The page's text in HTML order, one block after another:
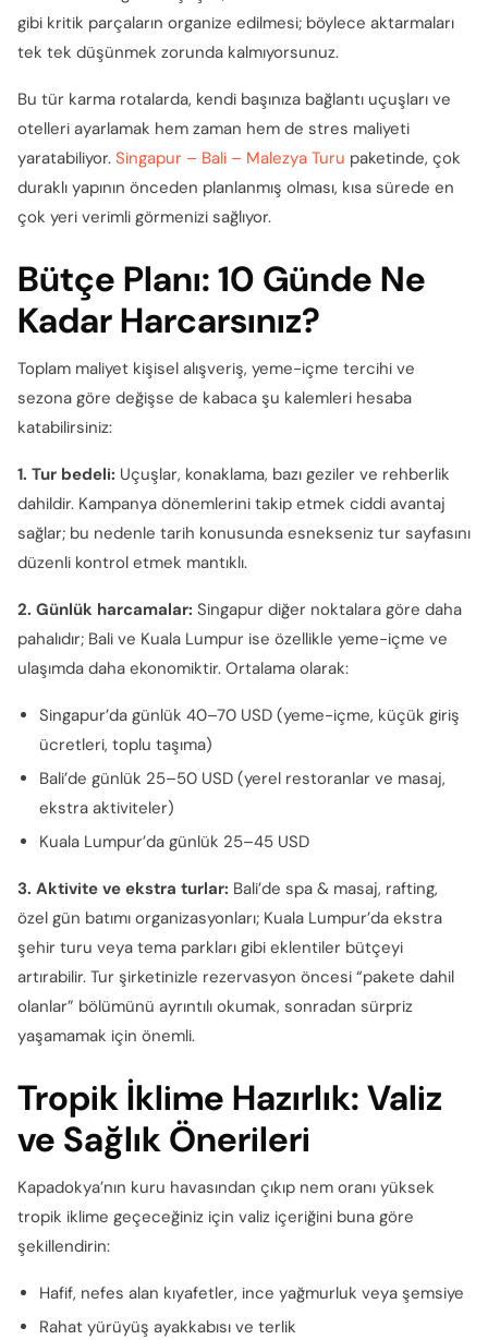
gibi kritik parçaların organize edilmesi; böylece aktarmaları
tek tek düşünmek zorunda kalmıyorsunuz.
Bu tür karma rotalarda, kendi başınıza bağlantı uçuşları ve
otelleri ayarlamak hem zaman hem de stres maliyeti
yaratabiliyor. Singapur – Bali – Malezya Turu paketinde, çok
duraklı yapının önceden planlanmış olması, kısa sürede en
çok yeri verimli görmenizi sağlıyor.
Bütçe Planı: 10 Günde Ne
Kadar Harcarsınız?
Toplam maliyet kişisel alışveriş, yeme-içme tercihi ve
sezona göre değişse de kabaca şu kalemleri hesaba
katabilirsiniz:
1. Tur bedeli: Uçuşlar, konaklama, bazı geziler ve rehberlik
dahildir. Kampanya dönemlerini takip etmek ciddi avantaj
sağlar; bu nedenle tarih konusunda esnekseniz tur sayfasını
düzenli kontrol etmek mantıklı.
2. Günlük harcamalar: Singapur diğer noktalara göre daha
pahalıdır; Bali ve Kuala Lumpur ise özellikle yeme-içme ve
ulaşımda daha ekonomiktir. Ortalama olarak:
Singapur’da günlük 40–70 USD (yeme-içme, küçük giriş
ücretleri, toplu taşıma)
Bali’de günlük 25–50 USD (yerel restoranlar ve masaj,
ekstra aktiviteler)
Kuala Lumpur’da günlük 25–45 USD
3. Aktivite ve ekstra turlar: Bali’de spa & masaj, rafting,
özel gün batımı organizasyonları; Kuala Lumpur’da ekstra
şehir turu veya tema parkları gibi eklentiler bütçeyi
artırabilir. Tur şirketinizle rezervasyon öncesi “pakete dahil
olanlar” bölümünü ayrıntılı okumak, sonradan sürpriz
yaşamamak için önemli.
Tropik İklime Hazırlık: Valiz
ve Sağlık Önerileri
Kapadokya’nın kuru havasından çıkıp nem oranı yüksek
tropik iklime geçeceğiniz için valiz içeriğini buna göre
şekillendirin:
Hafif, nefes alan kıyafetler, ince yağmurluk veya şemsiye
Rahat yürüyüş ayakkabısı ve terlik